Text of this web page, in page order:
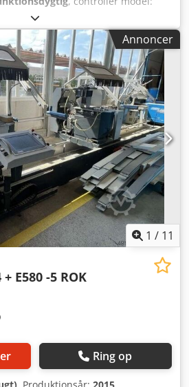
vægt:
diameter:550 mm,
(maks.):2.800 o/min , TEKNISKE
Akaerf Maks. skærelængde: 6000
550 mm Savklingeomdrejningstal:
Styring: E555
7 bar Mål og vægt
7500 x 1500 x 2000 mm Vægt:
Annoncer
1 / 11
+ E580 -5 ROK
Ring op